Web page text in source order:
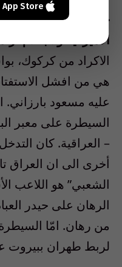
جاء الخزعلي لتأكيد ان
الاميركية ولا بكلام
الاكراد من كركوك،
هي من افشل
عليه مسعود
السيطرة على معبر
– العراقية. كان
أخرى الى ان العراق
الشعبي” هو اللاعب
الرهان على حيدر
من رهان. امّا
لربط طهران
App Store